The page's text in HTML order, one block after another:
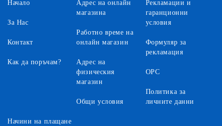
Начало
За Нас
Контакт
Как да поръчам?
Адрес на онлайн
магазина
Работно време на
онлайн магазин
Адрес на
физическия
магазин
Общи условия
Рекламации и
гаранционни
условия
Формуляр за
рекламация
ОРС
Политика за
личните данни
Начини на плащане